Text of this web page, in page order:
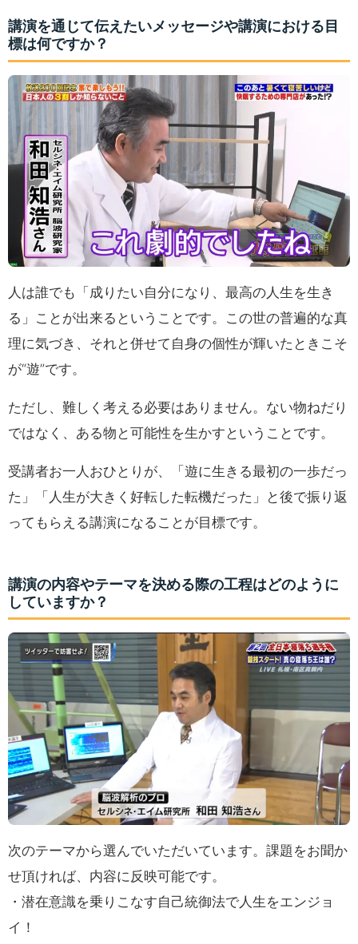
講演を通じて伝えたいメッセージや講演における目
標は何ですか？
人は誰でも「成りたい自分になり、最高の人生を生き
る」ことが出来るということです。この世の普遍的な真
理に気づき、それと併せて自身の個性が輝いたときこそ
が“遊”です。
ただし、難しく考える必要はありません。ない物ねだり
ではなく、ある物と可能性を生かすということです。
受講者お一人おひとりが、「遊に生きる最初の一歩だっ
た」「人生が大きく好転した転機だった」と後で振り返
ってもらえる講演になることが目標です。
講演の内容やテーマを決める際の工程はどのように
していますか？
次のテーマから選んでいただいています。課題をお聞か
せ頂ければ、内容に反映可能です。
・潜在意識を乗りこなす自己統御法で人生をエンジョ
イ！